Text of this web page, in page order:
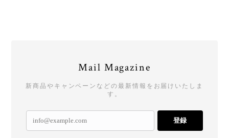
Mail Magazine
新商品やキャンペーンなどの最新情報をお届けいたしま
す。
登録